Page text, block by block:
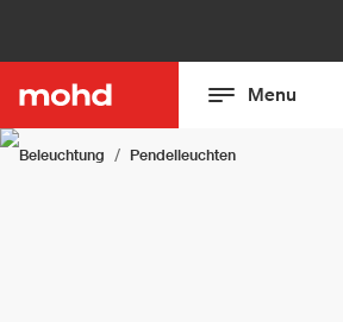
Menu
Beleuchtung Pendelleuchten